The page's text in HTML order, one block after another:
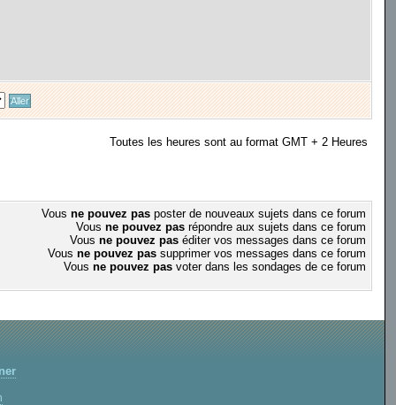
Toutes les heures sont au format GMT + 2 Heures
Vous ne pouvez pasposter de nouveaux sujets dans ce forum
Vous ne pouvez pasrépondre aux sujets dans ce forum
Vous ne pouvez paséditer vos messages dans ce forum
Vous ne pouvez passupprimer vos messages dans ce forum
Vous ne pouvez pasvoter dans les sondages de ce forum